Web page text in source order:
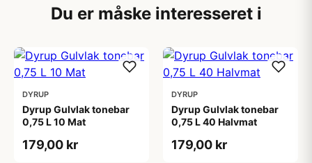
Du er måske interesseret i
DYRUP
Dyrup Gulvlak tonebar
0,75 L 10 Mat
179,00 kr
DYRUP
Dyrup Gulvlak tonebar
0,75 L 40 Halvmat
179,00 kr